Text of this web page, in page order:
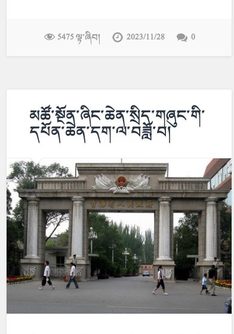
5475 ལྟ་ཞིབ། 2023/11/28 0
མཚོ་སྔོན་ཞིང་ཆེན་སྲིད་གཞུང་གི་
དཔོན་ཆེན་དག་ལ་བཟློ་བ།